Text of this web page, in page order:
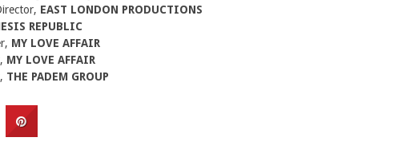
EAST LONDON PRODUCTIONS
REPUBLIC
MY LOVE AFFAIR
MY LOVE AFFAIR
THE PADEM GROUP